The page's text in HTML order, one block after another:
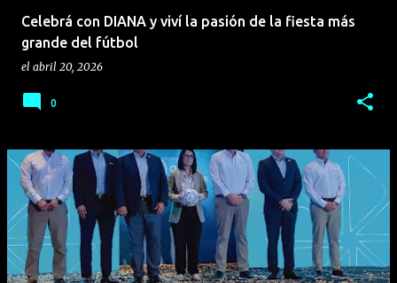
Celebrá con DIANA y viví la pasión de la fiesta más
grande del fútbol
el abril 20, 2026
0